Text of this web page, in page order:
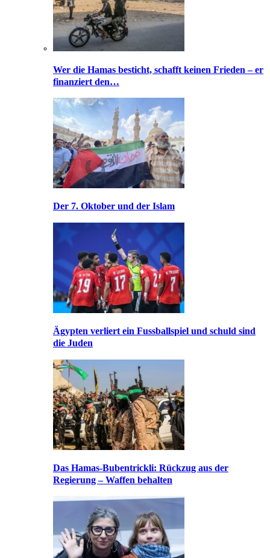
Wer die Hamas besticht, schafft keinen Frieden – er
finanziert den…
Der 7. Oktober und der Islam
Ägypten verliert ein Fussballspiel und schuld sind
die Juden
Das Hamas-Bubentrickli: Rückzug aus der
Regierung – Waffen behalten